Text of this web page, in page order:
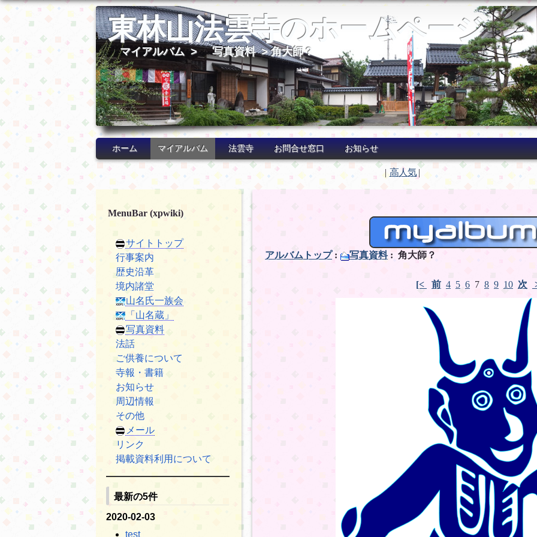
東林山法雲寺のホームページ
マイアルバム > 写真資料> 角大師？
ホーム マイアルバム 法雲寺 お問合せ窓口 お知らせ
|高人気|
アルバムトップ: 写真資料: 角大師？
[< 前 4 5 67 8 9 10 次
MenuBar (xpwiki)
サイトトップ
行事案内
歴史沿革
境内諸堂
山名氏一族会
「山名蔵」
写真資料
法話
ご供養について
寺報・書籍
お知らせ
周辺情報
その他
メール
リンク
掲載資料利用について
最新の5件
2020-02-03
test